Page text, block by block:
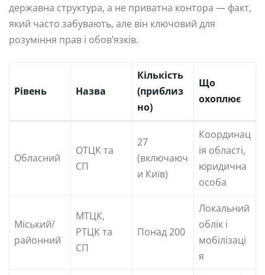
державна структура, а не приватна контора — факт,
який часто забувають, але він ключовий для
розуміння прав і обов’язків.
Рівень Назва
Кількість
(приблиз
но)
Що
охоплює
Обласний
ОТЦК та
СП
27
(включаюч
и Київ)
Координац
ія області,
юридична
особа
Міський/
районний
МТЦК,
РТЦК та
СП
Понад 200
Локальний
облік і
мобілізаці
я